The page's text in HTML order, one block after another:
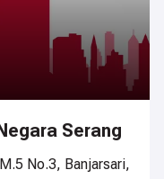
Serang
No.3, Banjarsari,